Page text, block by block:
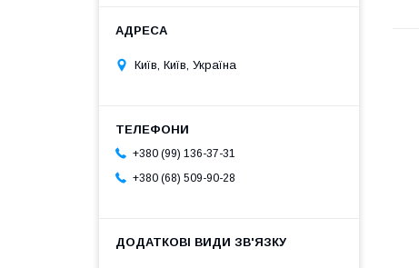
Київ, Київ, Україна
+380 (99) 136-37-31
+380 (68) 509-90-28